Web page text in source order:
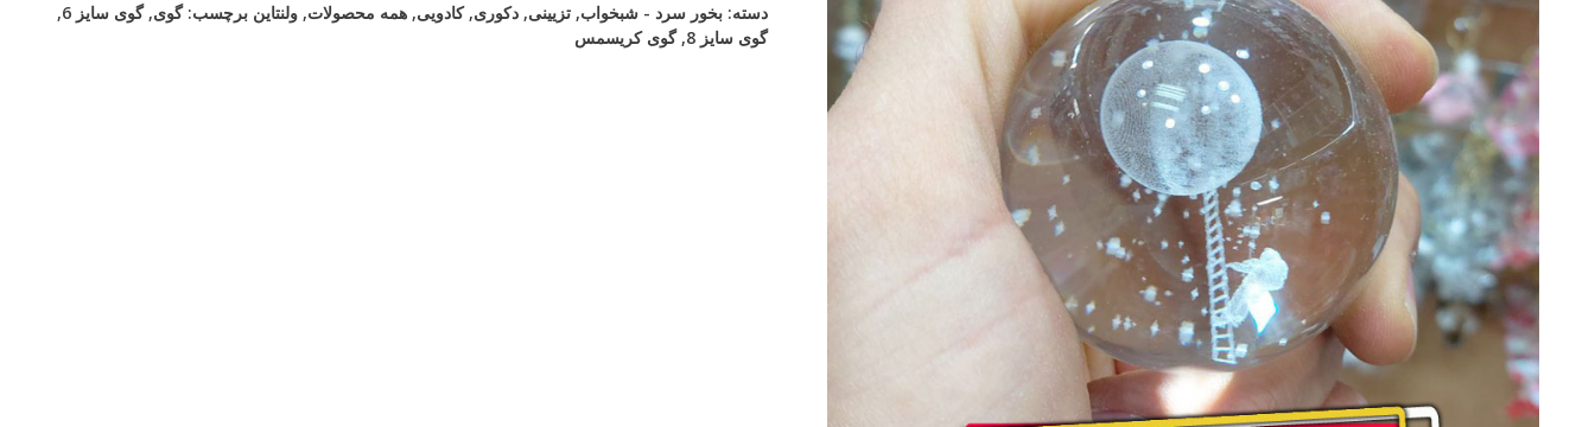
زمین
دسته: بخور سرد - شبخواب, تزیینی, دکوری,کادویی, همه محصولات, ولنتاین برچسب:گوی,گوی سایز 6
,
گوی سایز 8
,گوی کریسمس